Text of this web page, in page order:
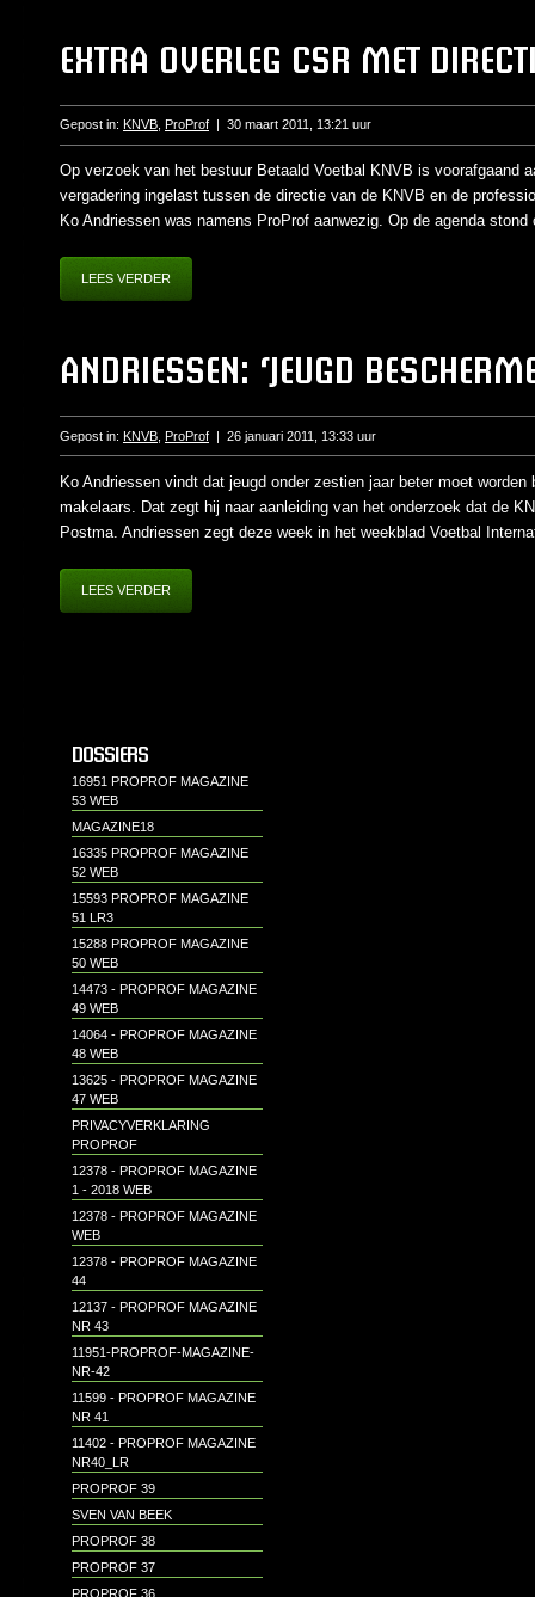
EXTRA OVERLEG CSR MET
Gepost in: KNVB ProProf 30 maart 2011, 13:21 uur
Op verzoek van het bestuur Betaald Voetbal KNVB is voorafgaand
vergadering ingelast tussen de directie van de KNVB en de
Ko Andriessen was namens ProProf aanwezig. Op de agenda stond
LEES VERDER
ANDRIESSEN: ‘JEUGD
Gepost in: KNVB ProProf | 26 januari 2011, 13:33 uur
Ko Andriessen vindt dat jeugd onder zestien jaar beter moet
makelaars. Dat zegt hij naar aanleiding van het onderzoek dat de
Postma. Andriessen zegt deze week in het weekblad Voetbal
LEES VERDER
DOSSIERS
16951 PROPROF MAGAZINE
53 WEB
MAGAZINE18
16335 PROPROF MAGAZINE
52 WEB
15593 PROPROF MAGAZINE
51 LR3
15288 PROPROF MAGAZINE
50 WEB
14473 - PROPROF MAGAZINE
49 WEB
14064 - PROPROF MAGAZINE
48 WEB
13625 - PROPROF MAGAZINE
47 WEB
PRIVACYVERKLARING
PROPROF
12378 - PROPROF MAGAZINE
1 - 2018 WEB
12378 - PROPROF MAGAZINE
WEB
12378 - PROPROF MAGAZINE
44
12137 - PROPROF MAGAZINE
NR 43
11951-PROPROF-MAGAZINE-
NR-42
11599 - PROPROF MAGAZINE
NR 41
11402 - PROPROF MAGAZINE
NR40_LR
PROPROF 39
SVEN VAN BEEK
PROPROF 38
PROPROF 37
PROPROF 36